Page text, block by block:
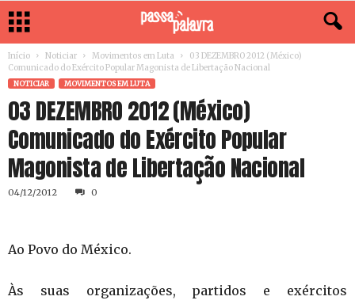
Início Noticiar Movimentos em Luta
03 DEZEMBRO 2012 (México)
Comunicado do Exército Popular Magonista de Libertação Nacional
NOTICIAR MOVIMENTOS EM LUTA
03 DEZEMBRO 2012 (México)
Comunicado do Exército Popular
Magonista de Libertação Nacional
04/12/2012 0
Ao Povo do México.
Às suas organizações, partidos e exércitos